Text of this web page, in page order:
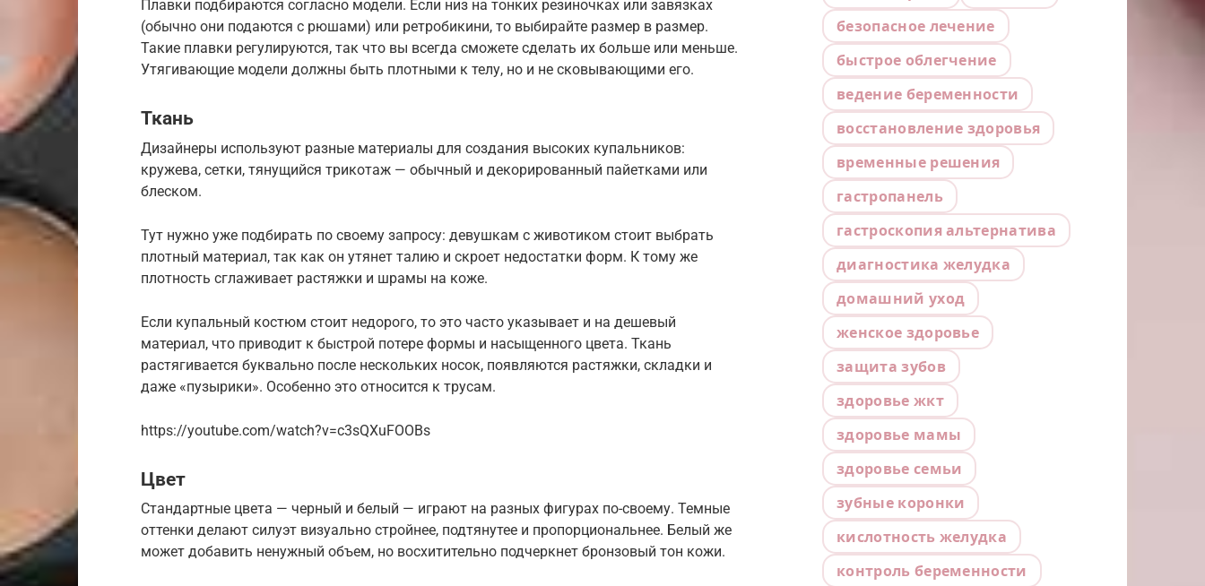
Плавки подбираются согласно модели. Если низ на тонких резиночках или завязках
(обычно они подаются с рюшами) или ретробикини, то выбирайте размер в размер.
Такие плавки регулируются, так что вы всегда сможете сделать их больше или меньше.
Утягивающие модели должны быть плотными к телу, но и не сковывающими его.
Ткань
Дизайнеры используют разные материалы для создания высоких купальников:
кружева, сетки, тянущийся трикотаж — обычный и декорированный пайетками или
блеском.
Тут нужно уже подбирать по своему запросу: девушкам с животиком стоит выбрать
плотный материал, так как он утянет талию и скроет недостатки форм. К тому же
плотность сглаживает растяжки и шрамы на коже.
Если купальный костюм стоит недорого, то это часто указывает и на дешевый
материал, что приводит к быстрой потере формы и насыщенного цвета. Ткань
растягивается буквально после нескольких носок, появляются растяжки, складки и
даже «пузырики». Особенно это относится к трусам.
https://youtube.com/watch?v=c3sQXuFOOBs
Цвет
Стандартные цвета — черный и белый — играют на разных фигурах по-своему. Темные
оттенки делают силуэт визуально стройнее, подтянутее и пропорциональнее. Белый же
может добавить ненужный объем, но восхитительно подчеркнет бронзовый тон кожи.
безопасное лечение
быстрое облегчение
ведение беременности
восстановление здоровья
временные решения
гастропанель
гастроскопия альтернатива
диагностика желудка
домашний уход
женское здоровье
защита зубов
здоровье жкт
здоровье мамы
здоровье семьи
зубные коронки
кислотность желудка
контроль беременности